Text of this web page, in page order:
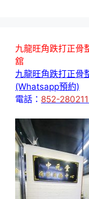
九龍旺角跌打正骨
舘
九龍旺角跌打正骨
(Whatsapp預約)
電話： 852-